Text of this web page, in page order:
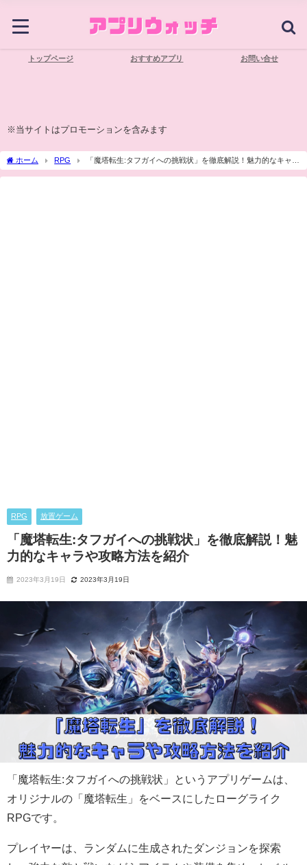
トップページ おすすめアプリ お問い合せ
※当サイトはプロモーションを含みます
ホーム RPG
「魔塔転生:タフガイへの挑戦状」を徹底解説！魅力的なキャラ
や攻略方法を紹介
RPG 放置ゲーム
「魔塔転生:タフガイへの挑戦状」を徹底解説！魅
力的なキャラや攻略方法を紹介
2023年3月19日 2023年3月19日
「魔塔転生:タフガイへの挑戦状」というアプリゲームは、
オリジナルの「魔塔転生」をベースにしたローグライク
RPGです。
プレイヤーは、ランダムに生成されたダンジョンを探索